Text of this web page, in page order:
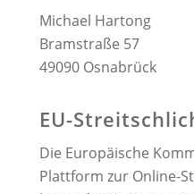
Michael Hartong
Bramstraße 57
49090 Osnabrück
EU-
Die Europäische
Plattform zur Online-